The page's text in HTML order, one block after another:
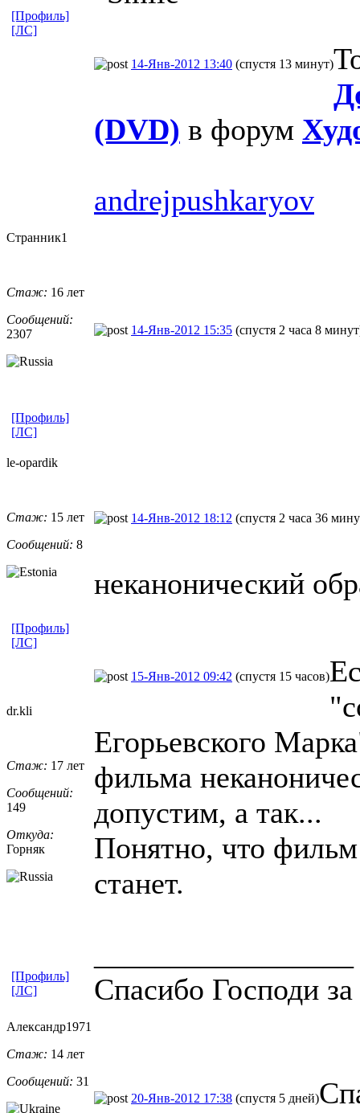
[Профиль]
[ЛС]
14-Янв-2012 13:40 (спустя 13 минут)
(DVD) в форум
andrejpushkaryov
Странник1
Стаж: 16 лет
Сообщений:
2307
14-Янв-2012 15:35 (спустя 2 часа 8
[Профиль]
[ЛС]
le-opardik
Стаж: 15 лет
Сообщений: 8
14-Янв-2012 18:12 (спустя 2 часа 36
неканонический
[Профиль]
[ЛС]
dr.kli
Стаж: 17 лет
Сообщений:
149
Откуда:
Горняк
15-Янв-2012 09:42 (спустя 15 часов)
Егорьевского
фильма
допустим, а так...
Понятно, что
станет.
Спасибо Господи за
[Профиль]
[ЛС]
Александр197​1
Стаж: 14 лет
Сообщений: 31
20-Янв-2012 17:38 (спустя 5 дней)